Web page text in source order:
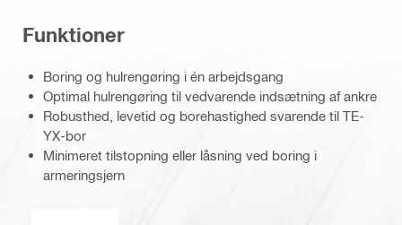
Funktioner
Boring og hulrengøring i én arbejdsgang
Optimal hulrengøring til vedvarende indsætning af ankre
Robusthed, levetid og borehastighed svarende til TE-
YX-bor
Minimeret tilstopning eller låsning ved boring i
armeringsjern